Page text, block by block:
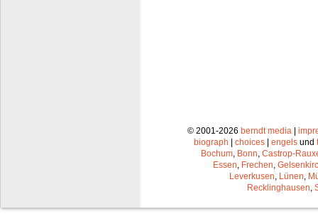
© 2001-2026 berndt media |
biograph | choices | engels und
Bochum Bonn Castrop-
Essen Frechen
Leverkusen Lünen
Recklinghausen